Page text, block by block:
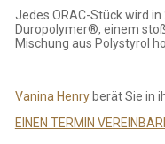
Jedes ORAC-Stück wird
Duropolymer®, einem
Mischung aus Polystyrol
Vanina Henry berät Sie in
EINEN TERMIN